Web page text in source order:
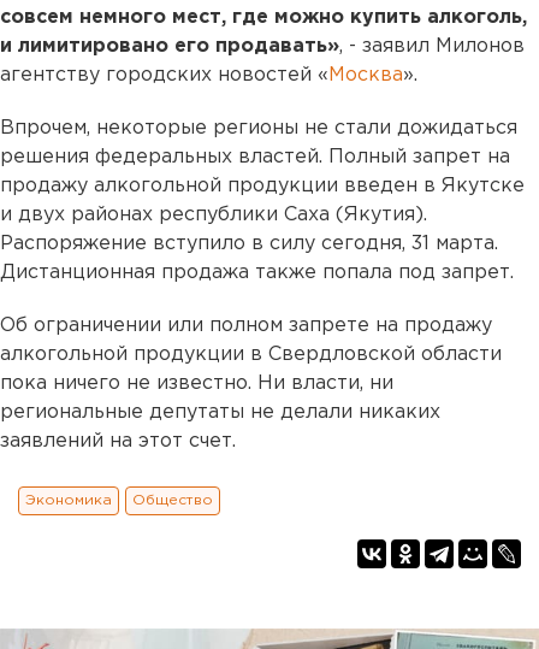
совсем немного мест, где можно купить алкоголь,
и лимитировано его продавать», - заявил Милонов
агентству городских новостей « Москва».
Впрочем, некоторые регионы не стали дожидаться
решения федеральных властей. Полный запрет на
продажу алкогольной продукции введен в Якутске
и двух районах республики Саха (Якутия).
Распоряжение вступило в силу сегодня, 31 марта.
Дистанционная продажа также попала под запрет.
Об ограничении или полном запрете на продажу
алкогольной продукции в Свердловской области
пока ничего не известно. Ни власти, ни
региональные депутаты не делали никаких
заявлений на этот счет.
Экономика Общество